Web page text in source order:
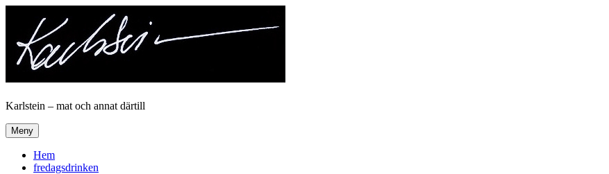
innehåll
Karlstein – mat och annat därtill
Meny
Hem
fredagsdrinken